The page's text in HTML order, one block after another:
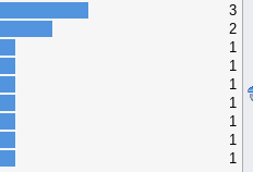
3
2
1
1
1
1
1
1
1